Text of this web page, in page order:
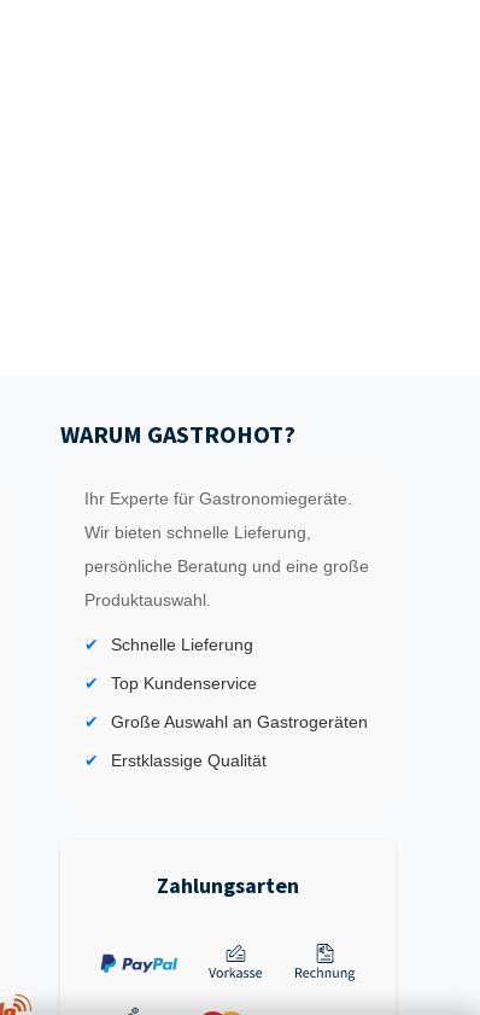
WARUM GASTROHOT?
Ihr Experte für Gastronomiegeräte.
Wir bieten schnelle Lieferung,
persönliche Beratung und eine große
Produktauswahl.
Schnelle Lieferung
Top Kundenservice
Große Auswahl an Gastrogeräten
Erstklassige Qualität
Zahlungsarten